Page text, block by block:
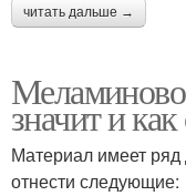
читать дальше →
значит и
Материал имеет
отнести следующие: